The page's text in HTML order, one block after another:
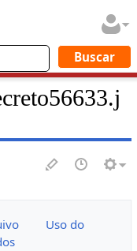
Uso do